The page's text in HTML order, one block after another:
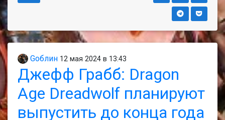
Gоблин 12 мая 2024 в 13:43
Джефф Грабб: Dragon
Age Dreadwolf планируют
выпустить до конца года